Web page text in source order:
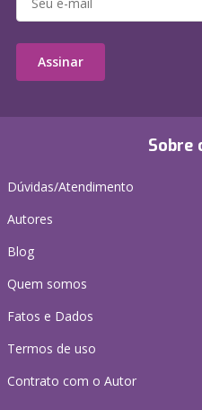
Sobre
Dúvidas/Atendimento
Autores
Blog
Quem somos
Fatos e Dados
Termos de uso
Contrato com o Autor
Assinar